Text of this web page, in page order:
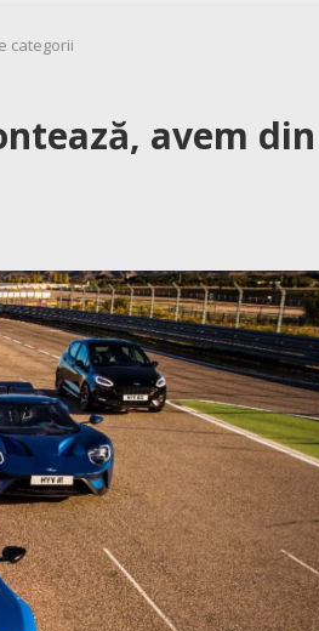
categorii
avem din